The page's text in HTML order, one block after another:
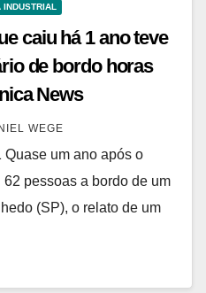
caiu há 1 ano teve
de bordo horas
News
WEGE
um ano após o
pessoas a bordo de um
(SP), o relato de um